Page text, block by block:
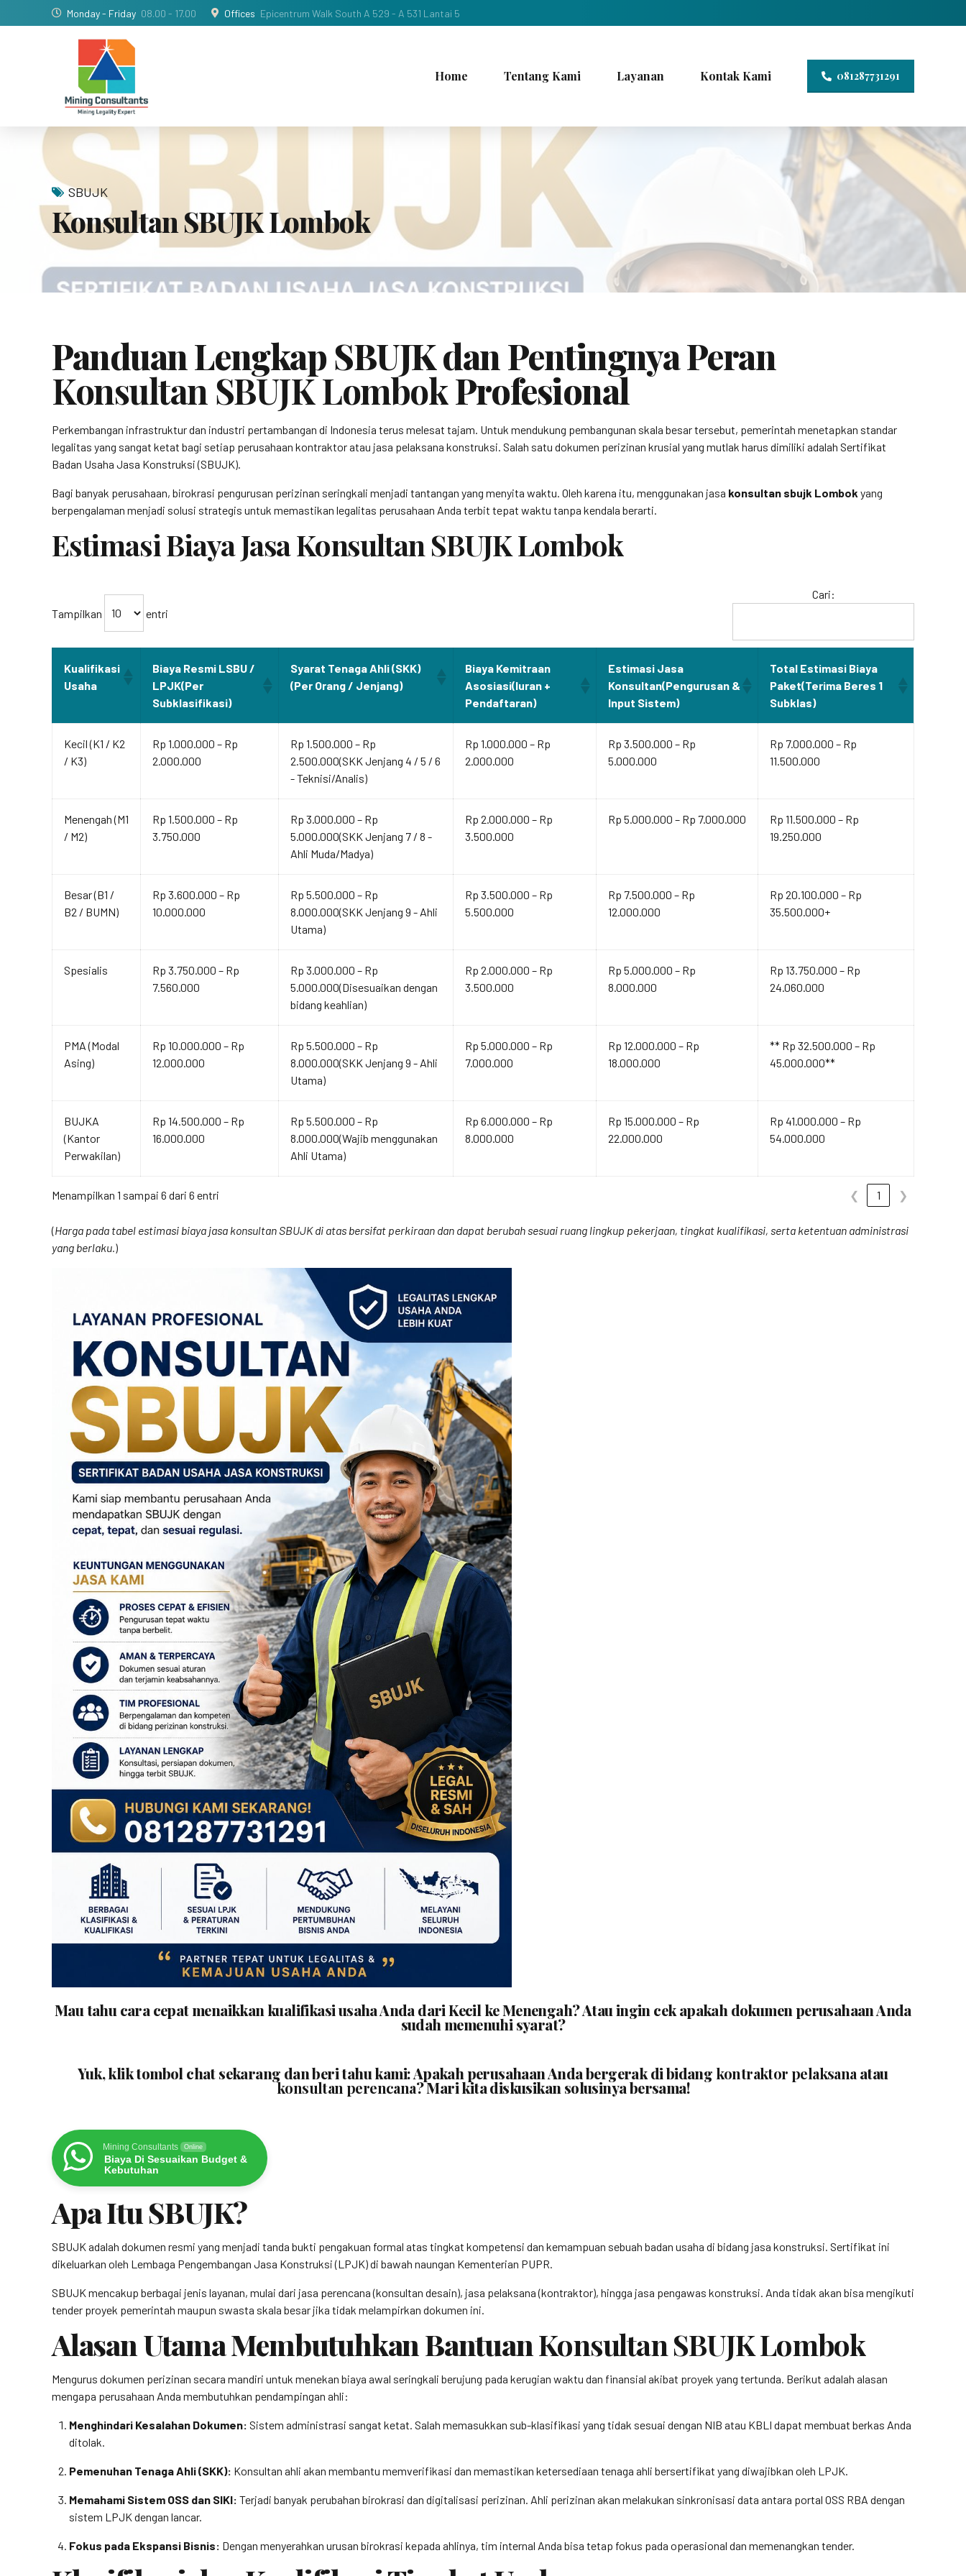
Monday - Friday 08.00 - 17.00 Offices Epicentrum Walk South A 529 - A 531 Lantai 5
081287731291
Home Tentang Kami Layanan Kontak Kami
SBUJK
Konsultan SBUJK Lombok
Panduan Lengkap SBUJK dan Pentingnya Peran
Konsultan SBUJK LombokProfesional
Perkembangan infrastruktur dan industri pertambangan di Indonesia terus melesat tajam. Untuk mendukung pembangunan skala besar tersebut, pemerintah menetapkan standar
legalitas yang sangat ketat bagi setiap perusahaan kontraktor atau jasa pelaksana konstruksi. Salah satu dokumen perizinan krusial yang mutlak harus dimiliki adalah Sertifikat
Badan Usaha Jasa Konstruksi (SBUJK).
Bagi banyak perusahaan, birokrasi pengurusan perizinan seringkali menjadi tantangan yang menyita waktu. Oleh karena itu, menggunakan jasa konsultan sbujk Lombok yang
berpengalaman menjadi solusi strategis untuk memastikan legalitas perusahaan Anda terbit tepat waktu tanpa kendala berarti.
Estimasi Biaya Jasa Konsultan SBUJK Lombok
Tampilkan entri
Cari:
Kualifikasi
Usaha
Biaya Resmi LSBU /
LPJK(Per
Subklasifikasi)
Syarat Tenaga Ahli (SKK)
(Per Orang / Jenjang)
Biaya Kemitraan
Asosiasi(Iuran +
Pendaftaran)
Estimasi Jasa
Konsultan(Pengurusan &
Input Sistem)
Total Estimasi Biaya
Paket(Terima Beres 1
Subklas)
Kecil (K1 / K2
/ K3)
Rp 1.000.000 – Rp
2.000.000
Rp 1.500.000 – Rp
2.500.000(SKK Jenjang 4 / 5 / 6
- Teknisi/Analis)
Rp 1.000.000 – Rp
2.000.000
Rp 3.500.000 – Rp
5.000.000
Rp 7.000.000 – Rp
11.500.000
Menengah (M1
/ M2)
Rp 1.500.000 – Rp
3.750.000
Rp 3.000.000 – Rp
5.000.000(SKK Jenjang 7 / 8 -
Ahli Muda/Madya)
Rp 2.000.000 – Rp
3.500.000
Rp 5.000.000 – Rp 7.000.000
Rp 11.500.000 – Rp
19.250.000
Besar (B1 /
B2 / BUMN)
Rp 3.600.000 – Rp
10.000.000
Rp 5.500.000 – Rp
8.000.000(SKK Jenjang 9 - Ahli
Utama)
Rp 3.500.000 – Rp
5.500.000
Rp 7.500.000 – Rp
12.000.000
Rp 20.100.000 – Rp
35.500.000+
Spesialis
Rp 3.750.000 – Rp
7.560.000
Rp 3.000.000 – Rp
5.000.000(Disesuaikan dengan
bidang keahlian)
Rp 2.000.000 – Rp
3.500.000
Rp 5.000.000 – Rp
8.000.000
Rp 13.750.000 – Rp
24.060.000
PMA (Modal
Asing)
Rp 10.000.000 – Rp
12.000.000
Rp 5.500.000 – Rp
8.000.000(SKK Jenjang 9 - Ahli
Utama)
Rp 5.000.000 – Rp
7.000.000
Rp 12.000.000 – Rp
18.000.000
** Rp 32.500.000 – Rp
45.000.000**
BUJKA
(Kantor
Perwakilan)
Rp 14.500.000 – Rp
16.000.000
Rp 5.500.000 – Rp
8.000.000(Wajib menggunakan
Ahli Utama)
Rp 6.000.000 – Rp
8.000.000
Rp 15.000.000 – Rp
22.000.000
Rp 41.000.000 – Rp
54.000.000
Menampilkan 1 sampai 6 dari 6 entri ❮ 1 ❯
(Harga pada tabel estimasi biaya jasa konsultan SBUJK di atas bersifat perkiraan dan dapat berubah sesuai ruang lingkup pekerjaan, tingkat kualifikasi, serta ketentuan administrasi
yang berlaku.)
Mau tahu cara cepat menaikkan kualifikasi usaha Anda dari Kecil ke Menengah? Atau ingin cek apakah dokumen perusahaan Anda
sudah memenuhi syarat?
Yuk, klik tombol chat sekarang dan beri tahu kami: Apakah perusahaan Anda bergerak di bidangkontraktor pelaksana atau
konsultan perencana? Mari kita diskusikan solusinya bersama!
Mining Consultants Online
Biaya Di Sesuaikan Budget &
Kebutuhan
Apa Itu SBUJK?
SBUJK adalah dokumen resmi yang menjadi tanda bukti pengakuan formal atas tingkat kompetensi dan kemampuan sebuah badan usaha di bidang jasa konstruksi. Sertifikat ini
dikeluarkan oleh Lembaga Pengembangan Jasa Konstruksi (LPJK) di bawah naungan Kementerian PUPR.
SBUJK mencakup berbagai jenis layanan, mulai dari jasa perencana (konsultan desain), jasa pelaksana (kontraktor), hingga jasa pengawas konstruksi. Anda tidak akan bisa mengikuti
tender proyek pemerintah maupun swasta skala besar jika tidak melampirkan dokumen ini.
Alasan Utama Membutuhkan BantuanKonsultan SBUJK Lombok
Mengurus dokumen perizinan secara mandiri untuk menekan biaya awal seringkali berujung pada kerugian waktu dan finansial akibat proyek yang tertunda. Berikut adalah alasan
mengapa perusahaan Anda membutuhkan pendampingan ahli:
Menghindari Kesalahan Dokumen: Sistem administrasi sangat ketat. Salah memasukkan sub-klasifikasi yang tidak sesuai dengan NIB atau KBLI dapat membuat berkas Anda
ditolak.
Pemenuhan Tenaga Ahli (SKK): Konsultan ahli akan membantu memverifikasi dan memastikan ketersediaan tenaga ahli bersertifikat yang diwajibkan oleh LPJK.
Memahami Sistem OSS dan SIKI: Terjadi banyak perubahan birokrasi dan digitalisasi perizinan. Ahli perizinan akan melakukan sinkronisasi data antara portal OSS RBA dengan
sistem LPJK dengan lancar.
Fokus pada Ekspansi Bisnis: Dengan menyerahkan urusan birokrasi kepada ahlinya, tim internal Anda bisa tetap fokus pada operasional dan memenangkan tender.